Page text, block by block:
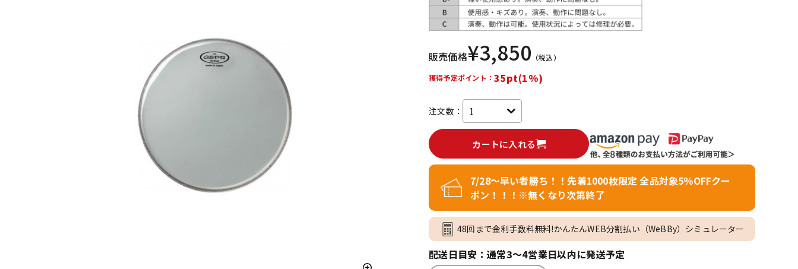
レコーディン
グ機器
配信/ライブ
機器
ヴィンテージ
販売価格¥3,850 （税込）
獲得予定ポイント：35pt(1%)
注文数：
カートに入れる
7/28～早い者勝ち！！先着1000枚限定 全品対象5％OFFクー
ポン！！！※無くなり次第終了
48回まで金利手数料無料!かんたんWEB分割払い（WeBBy）シミュレーター
配送日目安：通常3～4営業日以内に発送予定